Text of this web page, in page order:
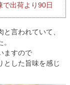
出荷より90日
言われていて、
ますので
とした旨味を感じ